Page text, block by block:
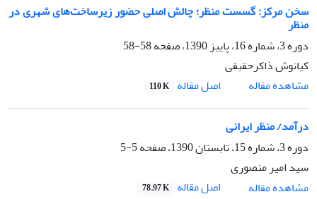
سخن مرکز: گسست منظر؛ چالش اصلی حضور زیرساخت‌های شهری در
منظر
دوره 3، شماره 16، پاییز 1390، صفحه
58-58
کیانوش ذاکرحقیقی
مشاهده مقاله
اصل مقاله 110 K
درآمد/ منظر ایرانی
دوره 3، شماره 15، تابستان 1390، صفحه
5-5
سید امیر منصوری
مشاهده مقاله
اصل مقاله 78.97 K